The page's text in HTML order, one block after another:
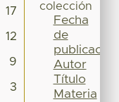
17
12
9
3
colección
Fecha
de
publicación
Autor
Título
Materia